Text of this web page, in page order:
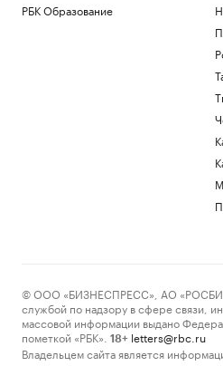
РБК Образование
© ООО «БИЗНЕСПРЕСС», АО
службой по надзору в сфере связи,
массовой информации выдано
пометкой «РБК».
18+ letters@rbc.ru
Владельцем сайта является